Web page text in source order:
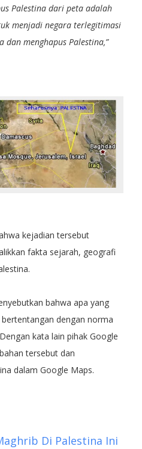
Palestina dari peta adalah
menjadi negara terlegitimasi
dan menghapus Palestina,”
kejadian tersebut
fakta sejarah, geografi
bahwa apa yang
dengan norma
kata lain pihak Google
tersebut dan
dalam Google Maps.
Di Palestina Ini